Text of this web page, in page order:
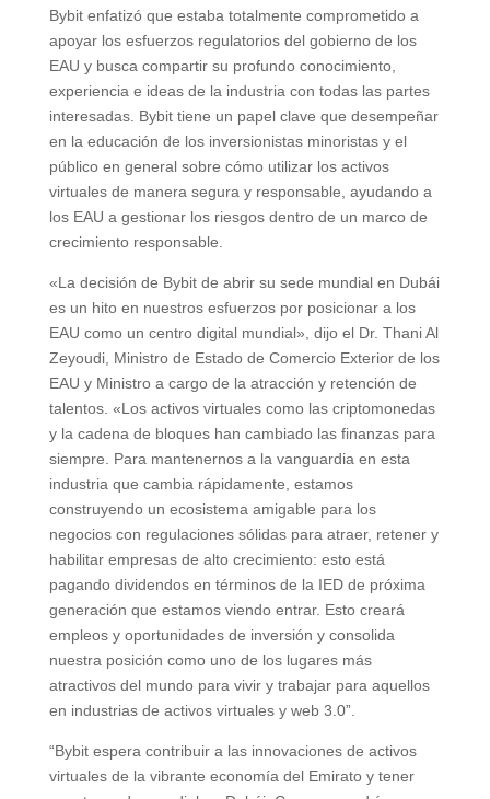
Bybit enfatizó que estaba totalmente comprometido a
apoyar los esfuerzos regulatorios del gobierno de los
EAU y busca compartir su profundo conocimiento,
experiencia e ideas de la industria con todas las partes
interesadas. Bybit tiene un papel clave que desempeñar
en la educación de los inversionistas minoristas y el
público en general sobre cómo utilizar los activos
virtuales de manera segura y responsable, ayudando a
los EAU a gestionar los riesgos dentro de un marco de
crecimiento responsable.
«La decisión de Bybit de abrir su sede mundial en Dubái
es un hito en nuestros esfuerzos por posicionar a los
EAU como un centro digital mundial», dijo el Dr. Thani Al
Zeyoudi, Ministro de Estado de Comercio Exterior de los
EAU y Ministro a cargo de la atracción y retención de
talentos. «Los activos virtuales como las criptomonedas
y la cadena de bloques han cambiado las finanzas para
siempre. Para mantenernos a la vanguardia en esta
industria que cambia rápidamente, estamos
construyendo un ecosistema amigable para los
negocios con regulaciones sólidas para atraer, retener y
habilitar empresas de alto crecimiento: esto está
pagando dividendos en términos de la IED de próxima
generación que estamos viendo entrar. Esto creará
empleos y oportunidades de inversión y consolida
nuestra posición como uno de los lugares más
atractivos del mundo para vivir y trabajar para aquellos
en industrias de activos virtuales y web 3.0”.
“Bybit espera contribuir a las innovaciones de activos
virtuales de la vibrante economía del Emirato y tener